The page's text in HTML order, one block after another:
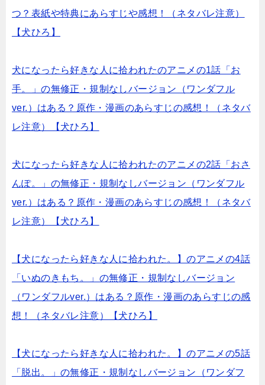
つ？表紙や特典にあらすじや感想！（ネタバレ注意）
【犬ひろ】
犬になったら好きな人に拾われたのアニメの1話「お
手。」の無修正・規制なしバージョン（ワンダフル
ver.）はある？原作・漫画のあらすじの感想！（ネタバ
レ注意）【犬ひろ】
犬になったら好きな人に拾われたのアニメの2話「おさ
んぽ。」の無修正・規制なしバージョン（ワンダフル
ver.）はある？原作・漫画のあらすじの感想！（ネタバ
レ注意）【犬ひろ】
【犬になったら好きな人に拾われた。】のアニメの4話
「いぬのきもち。」の無修正・規制なしバージョン
（ワンダフルver.）はある？原作・漫画のあらすじの感
想！（ネタバレ注意）【犬ひろ】
【犬になったら好きな人に拾われた。】のアニメの5話
「脱出。」の無修正・規制なしバージョン（ワンダフ